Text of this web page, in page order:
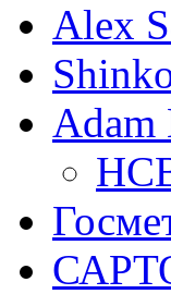
Alex
Adam